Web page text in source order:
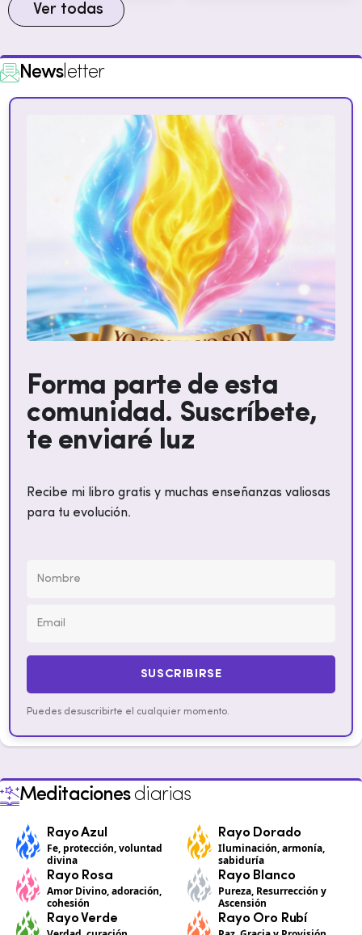
Ver todas
Newsletter
Forma parte de esta
comunidad. Suscríbete,
te enviaré luz
Recibe mi libro gratis y muchas enseñanzas valiosas
para tu evolución.
SUSCRIBIRSE
Puedes desuscribirte el cualquier momento.
Meditacionesdiarias
Rayo Azul
Fe, protección, voluntad
divina
Rayo Dorado
Iluminación, armonía,
sabiduría
Rayo Rosa
Amor Divino, adoración,
cohesión
Rayo Blanco
Pureza, Resurrección y
Ascensión
Rayo Verde
Rayo Oro Rubí